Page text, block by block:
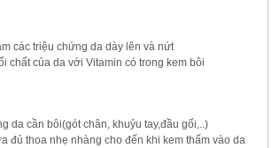
các triệu chứng da dày lên và nứt
chất của da với Vitamin có trong kem bôi
da cần bôi(gót chân, khuỷu tay,đầu gối,..)
đủ thoa nhẹ nhàng cho đến khi kem thấm vào da